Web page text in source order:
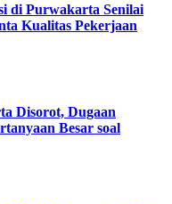
di Purwakarta Senilai
Kualitas Pekerjaan
Disorot, Dugaan
Besar soal